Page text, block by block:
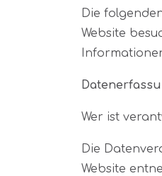
Die
Website
Wer ist
Die
Website